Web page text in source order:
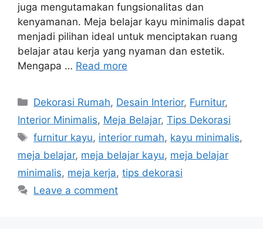
juga mengutamakan fungsionalitas dan
kenyamanan. Meja belajar kayu minimalis dapat
menjadi pilihan ideal untuk menciptakan ruang
belajar atau kerja yang nyaman dan estetik.
Mengapa … Read more
Categories
Dekorasi Rumah, Desain Interior, Furnitur,
Interior Minimalis, Meja Belajar, Tips Dekorasi
Tags
furnitur kayu, interior rumah, kayu minimalis,
meja belajar, meja belajar kayu, meja belajar
minimalis, meja kerja, tips dekorasi
Leave a comment